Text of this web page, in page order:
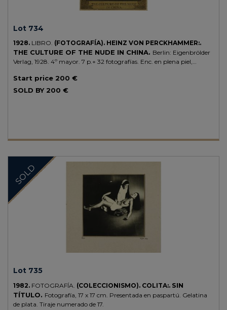
Lot 734
1928. LIBRO. (FOTOGRAFÍA). HEINZ VON PERCKHAMMER:.
THE CULTURE OF THE NUDE IN CHINA. Berlin: Eigenbrölder
Verlag, 1928. 4º mayor. 7 p.+ 32 fotografías. Enc. en plena piel,
ilustr. Edición sobre papel japón.
Start price 200 €
SOLD BY 200 €
SOLD
Lot 735
1982. FOTOGRAFÍA. (COLECCIONISMO). COLITA:. SIN
TÍTULO. Fotografía, 17 x 17 cm. Presentada en paspartú. Gelatina
de plata. Tiraje numerado de 17.